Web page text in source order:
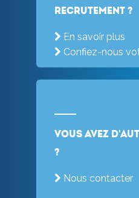
recrutement ?
En savoir plus
Confiez-nous
Vous avez
?
Nous contacter